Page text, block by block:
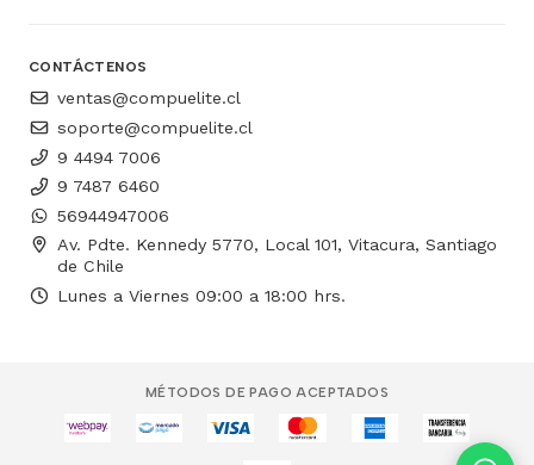
CONTÁCTENOS
ventas@compuelite.cl
soporte@compuelite.cl
9 4494 7006
9 7487 6460
56944947006
Av. Pdte. Kennedy 5770, Local 101, Vitacura, Santiago
de Chile
Lunes a Viernes 09:00 a 18:00 hrs.
MÉTODOS DE PAGO ACEPTADOS